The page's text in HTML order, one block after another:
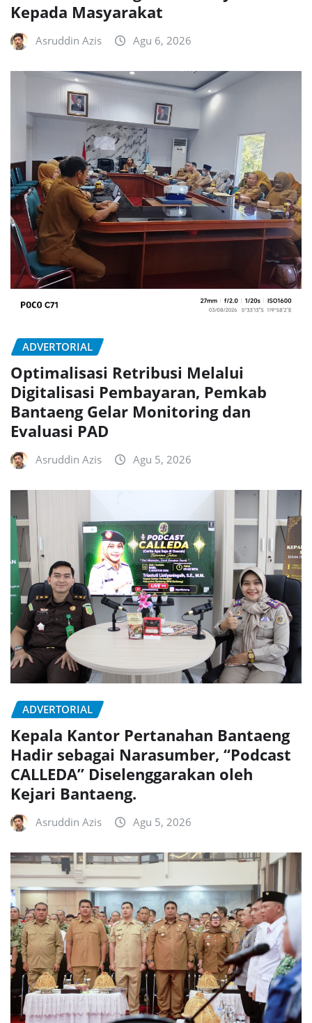
Kepada Masyarakat
Asruddin Azis Agu 6, 2026
ADVERTORIAL
Optimalisasi Retribusi Melalui
Digitalisasi Pembayaran, Pemkab
Bantaeng Gelar Monitoring dan
Evaluasi PAD
Asruddin Azis Agu 5, 2026
ADVERTORIAL
Kepala Kantor Pertanahan Bantaeng
Hadir sebagai Narasumber, “Podcast
CALLEDA” Diselenggarakan oleh
Kejari Bantaeng.
Asruddin Azis Agu 5, 2026